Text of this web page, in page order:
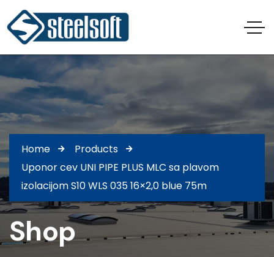
Home
Products
Uponor cev UNI PIPE PLUS MLC sa plavom
izolacijom S10 WLS 035 16×2,0 blue 75m
Shop